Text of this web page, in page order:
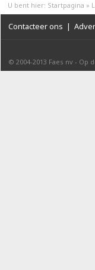
U bent hier: Startpagina »
Contacteer ons |
© 2004-2013 Faes nv - Op